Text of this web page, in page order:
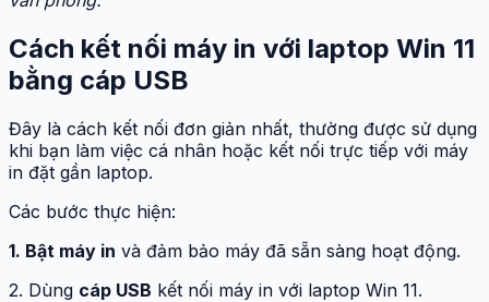
Cách kết nối máy in với laptop Win 11
bằng cáp USB
Đây là cách kết nối đơn giản nhất, thường được sử dụng
khi bạn làm việc cá nhân hoặc kết nối trực tiếp với máy
in đặt gần laptop.
Các bước thực hiện:
1. Bật máy in và đảm bảo máy đã sẵn sàng hoạt động.
2. Dùng cáp USB kết nối máy in với laptop Win 11.